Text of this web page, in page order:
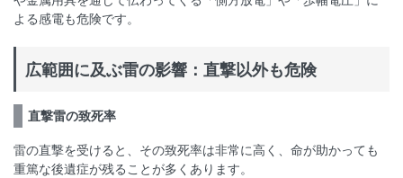
よる感電も危険です。
広範囲に及ぶ雷の影響：直撃以外も危険
直撃雷の致死率
雷の直撃を受けると、その致死率は非常に高く、命が助かっても
重篤な後遺症が残ることが多くあります。